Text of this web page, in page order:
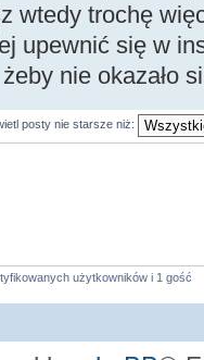
wtedy trochę
upewnić się w
nie okazało
posty nie starsze niż:
użytkowników i 1 gość